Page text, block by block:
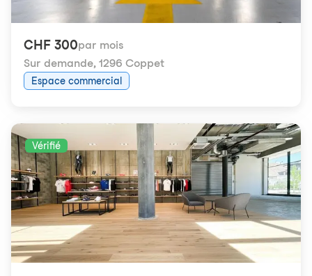
CHF 300par mois
Sur demande, 1296 Coppet
Espace commercial
Vérifié